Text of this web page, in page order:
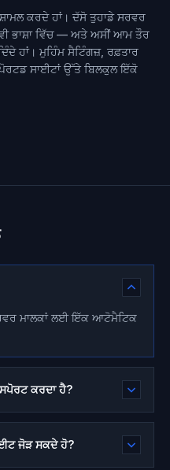
ਕਰਦੇ ਹਾਂ। ਦੱਸੋ ਤੁਹਾਡੇ ਸਰਵਰ
ਭਾਸ਼ਾ ਵਿੱਚ — ਅਤੇ ਅਸੀਂ ਆਮ ਤੌਰ
ਹਾਂ। ਮੁਹਿੰਮ ਸੈਟਿੰਗਜ਼, ਰਫ਼ਤਾਰ
ਸਾਈਟਾਂ ਉੱਤੇ ਬਿਲਕੁਲ ਇੱਕੋ
ਮਾਲਕਾਂ ਲਈ ਇੱਕ ਆਟੋਮੈਟਿਕ
ਕਰਦਾ ਹੈ?
ਜੋੜ ਸਕਦੇ ਹੋ?